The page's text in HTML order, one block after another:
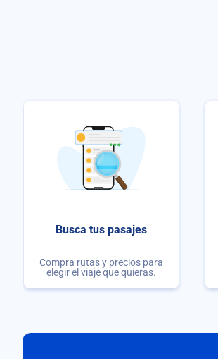
Busca tus pasajes
Compra rutas y precios para
elegir el viaje que quieras.